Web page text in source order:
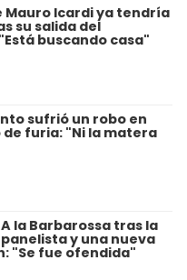
Mauro Icardi ya tendría
su salida del
buscando casa"
sufrió un robo en
furia: "Ni la matera
la Barbarossa tras la
y una nueva
"Se fue ofendida"